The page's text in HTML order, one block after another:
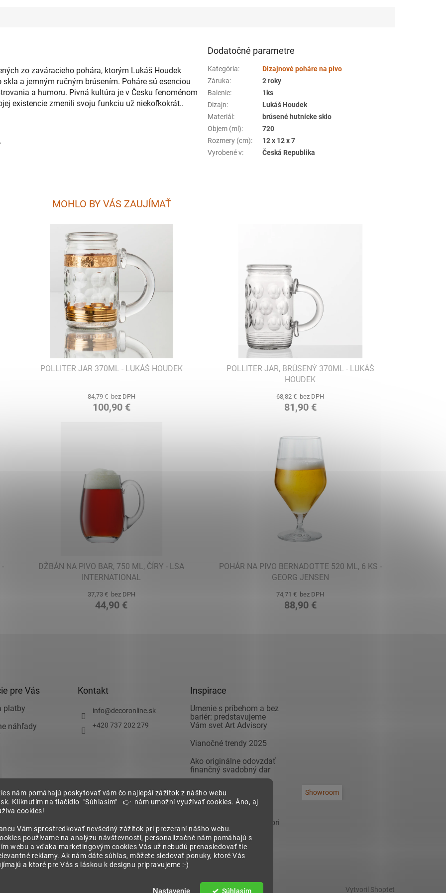
nám pomáhajú poskytovať vám čo najlepší zážitok z nášho webu
Kliknutím na tlačidlo "Súhlasím" 👉 nám umožní využívať cookies. Áno, aj
cookies!
Vám sprostredkovať nevšedný zážitok pri prezeraní nášho webu.
používame na analýzu návštevnosti, personalizačné nám pomáhajú s
webu a vďaka marketingovým cookies Vás už nebudú prenasledovať tie
reklamy. Ak nám dáte súhlas, môžete sledovať ponuky, ktoré Vás
a ktoré pre Vás s láskou k designu pripravujeme :-)
Súhlasím
Nastavenie
zo zaváracieho pohára, ktorým Lukáš Houdek
a jemným ručným brúsením. Poháre sú esenciou
a humoru. Pivná kultúra je v Česku fenoménom
existencie zmenili svoju funkciu už niekoľkokrát..
.
Dodatočné parametre
Kategória:
Dizajnové poháre na pivo
Záruka:
2 roky
Balenie:
1ks
Dizajn:
Lukáš Houdek
Materiál :
brúsené hutnícke sklo
Objem (ml):
720
Rozmery (cm):
12 x 12 x 7
Vyrobené v:
Česká Republika
MOHLO BY VÁS ZAUJÍMAŤ
POLLITER JAR 370ML - LUKÁŠ HOUDEK
84,79 € bez DPH
100,90 €
POLLITER JAR, BRÚSENÝ 370ML - LUKÁŠ
HOUDEK
68,82 € bez DPH
81,90 €
-
DŽBÁN NA PIVO BAR, 750 ML, ČÍRY - LSA
INTERNATIONAL
37,73 € bez DPH
44,90 €
POHÁR NA PIVO BERNADOTTE 520 ML, 6 KS -
GEORG JENSEN
74,71 € bez DPH
88,90 €
pre Vás
platby
náhľady
Kontakt
info@decoronline.sk
+420 737 202 279
Inspirace
Umenie s príbehom a bez
bariér: predstavujeme
Vám svet Art Advisory
Vianočné trendy 2025
Ako originálne odovzdať
finančný svadobný dar
Ako zariadiť modernú
spálňu a na čo si dať
pozor pri zariaďovaní
Nechajte sa inšpirovať pri
zariadení predsieň!
Showroom
Vytvoril Shoptet